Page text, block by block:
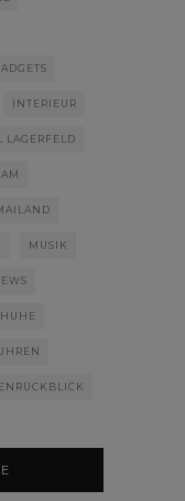
INTERIEUR
LAGERFELD
MUSIK